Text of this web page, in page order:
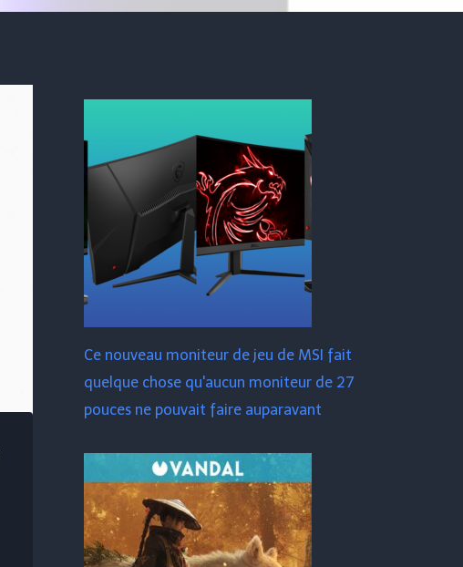
Ce nouveau moniteur de jeu de MSI fait
quelque chose qu'aucun moniteur de 27
pouces ne pouvait faire auparavant